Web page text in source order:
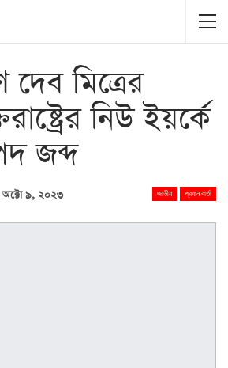
মিত্রের
নিউ ইয়র্কে
জব্দ
জাতীয় প্রধান বার্তা
অক্টো ৯, ২০২৩